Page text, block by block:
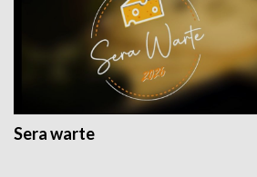
Sera warte